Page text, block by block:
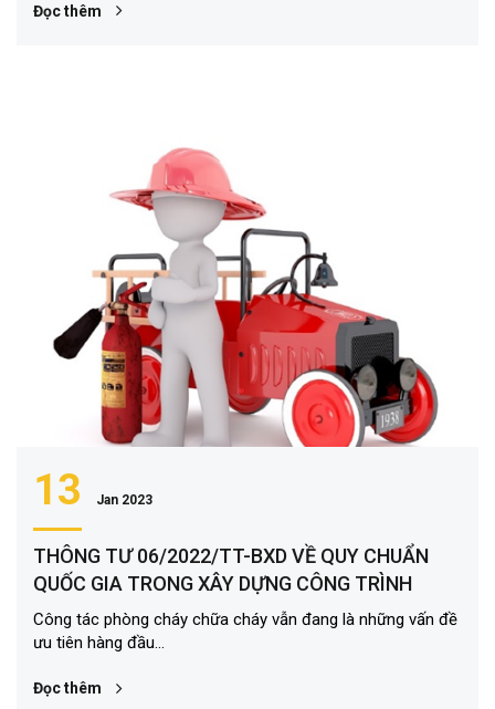
Đọc thêm
13 Jan 2023
THÔNG TƯ 06/2022/TT-BXD VỀ QUY CHUẨN
QUỐC GIA TRONG XÂY DỰNG CÔNG TRÌNH
Công tác phòng cháy chữa cháy vẫn đang là những vấn đề
ưu tiên hàng đầu...
Đọc thêm